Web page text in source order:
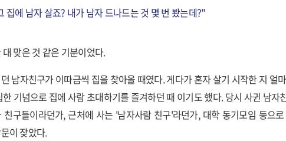
집에 남자 살죠? 내가 남자 드나드는 것 몇 번 봤는데?"
대 맞은 것 같은 기분이었다.
남자친구가 이따금씩 집을 찾아올 때였다. 게다가 혼자 살기 시작한 지 얼
한 기념으로 집에 사람 초대하기를 즐겨하던 때 이기도 했다. 당시 사귄 남자
친구들이라던가, 근처에 사는 '남자사람 친구'라던가, 대학 동기모임 등으
이 잦았다.